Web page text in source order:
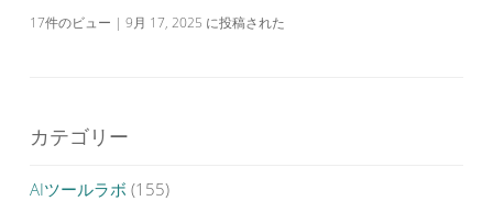
17件のビュー | 9月 17, 2025 に投稿された
カテゴリー
AIツールラボ (155)